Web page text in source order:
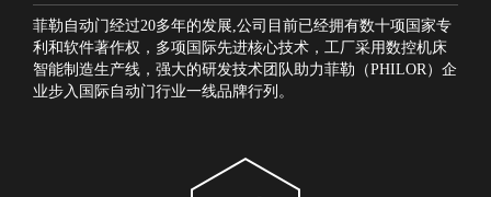
菲勒自动门经过20多年的发展,公司目前已经拥有数十项国家专
利和软件著作权，多项国际先进核心技术，工厂采用数控机床
智能制造生产线，强大的研发技术团队助力菲勒（PHILOR）企
业步入国际自动门行业一线品牌行列。